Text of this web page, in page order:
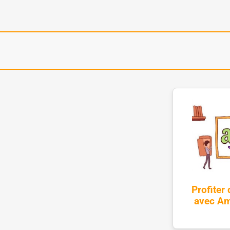
Profiter
avec